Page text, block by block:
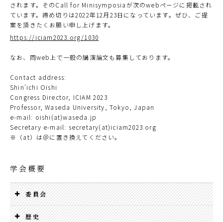
されます。そのCall for Minisymposiaが次のwebページに掲載され
ています。締め切りは2022年12月23日になっています。ぜひ、ご提
案を頂きたくお願い申し上げます。
https://iciam2023.org/1030
なお、同web上で一般の講演論文も募集しております。
Contact address:
Shin'ichi Oishi
Congress Director, ICIAM 2023
Professor, Waseda University, Tokyo, Japan
e-mail: oishi(at)waseda.jp
Secretary e-mail: secretary(at)iciam2023.org
※（at）は＠に置き換えてください。
学会概要
委員会
歴史